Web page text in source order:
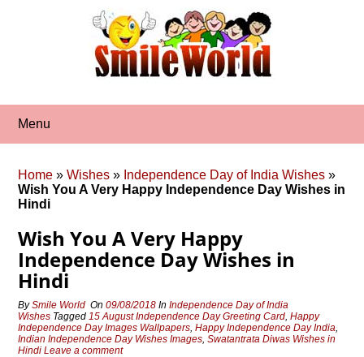
Menu
Home »Wishes » Independence Day of India Wishes »
Wish You A Very Happy Independence Day Wishes in
Hindi
Wish You A Very Happy
Independence Day Wishes in
Hindi
BySmile World On09/08/2018 InIndependence Day of India
Wishes Tagged15 August Independence Day Greeting Card,Happy
Independence Day Images Wallpapers,Happy Independence Day India,
Indian Independence Day Wishes Images,Swatantrata Diwas Wishes in
Hindi Leave a comment